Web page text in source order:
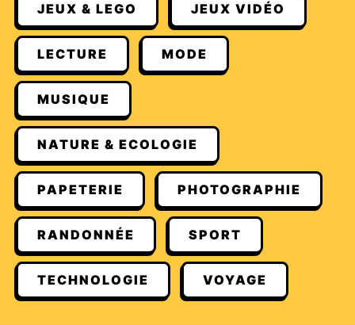
JEUX & LEGO JEUX VIDÉO
LECTURE MODE
MUSIQUE
NATURE & ECOLOGIE
PAPETERIE PHOTOGRAPHIE
RANDONNÉE SPORT
TECHNOLOGIE VOYAGE